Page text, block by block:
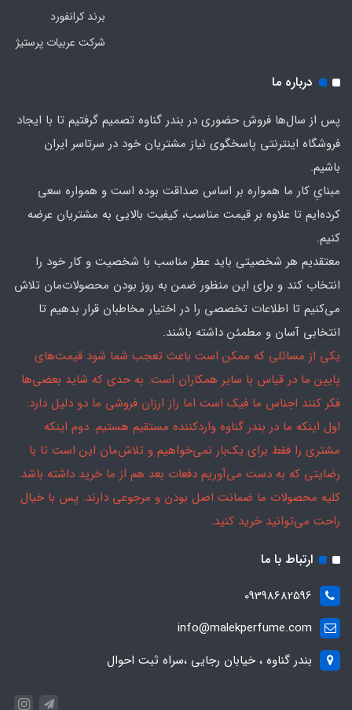
برند کرانفورد
شرکت عربیات پرستیژ
درباره ما
پس از سال‌ها فروش حضوری در بندر گناوه تصمیم گرفتیم تا با ایجاد
فروشگاه اینترنتی پاسخگوی نیاز مشتریان خود در سرتاسر ایران
باشیم.
مبنایِ کار ما همواره بر اساس صداقت بوده است و همواره سعی
کرده‌ایم تا علاوه بر قیمت مناسب، کیفیت بالایی به مشتریان عرضه
کنیم.
معتقدیم هر شخصیتی باید عطر مناسب با شخصیت و کار خود را
انتخاب کند و برای این منظور ضمن به روز بودن محصولات‌مان تلاش
می‌کنیم تا اطلاعات تخصصی را در اختیار مخاطبان قرار بدهیم تا
انتخابی آسان و مطمئن داشته باشند.
یکی از مسائلی که ممکن است باعث تعجب شما شود قیمت‌های
پایین ما در قیاس با سایر همکاران است. به حدی که شاید بعضی‌ها
فکر کنند اجناس ما فیک است اما راز ارزان فروشی ما دو دلیل دارد:
اول اینکه ما در بندر گناوه واردکننده مستقیم هستیم. دوم اینکه
مشتری را فقط برای یک‌بار نمی‌خواهیم و تلاش‌مان این است تا با
رضایتی که به دست می‌آوریم دفعات بعد هم از ما خرید داشته باشد.
کلیه محصولات ما ضمانت اصل بودن و مرجوعی دارند. پس با خیال
راحت می‌توانید خرید کنید.
ارتباط با ما
09398682596
info@malekperfume.com
بندر گناوه ، خیابان رجایی ،سراه ثبت احوال